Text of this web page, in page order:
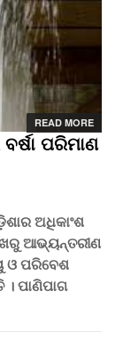
READ MORE
ପରିମାଣ
ଅଧିକାଂଶ
ଆଭ୍ୟନ୍ତରୀଣ
ଓ ପରିବେଶ
। ପାଣିପାଗ